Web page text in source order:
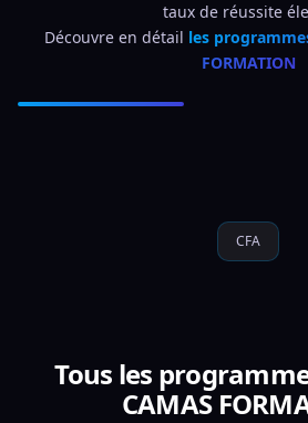
taux de réussite
Découvre en détail les
FORMATION
CFA
Tous les
CAMAS